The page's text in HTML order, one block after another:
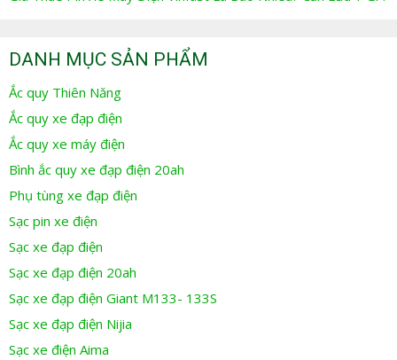
DANH MỤC SẢN PHẨM
Ắc quy Thiên Năng
Ắc quy xe đạp điện
Ắc quy xe máy điện
Bình ắc quy xe đạp điện 20ah
Phụ tùng xe đạp điện
Sạc pin xe điện
Sạc xe đạp điện
Sạc xe đạp điện 20ah
Sạc xe đạp điện Giant M133- 133S
Sạc xe đạp điện Nijia
Sạc xe điện Aima